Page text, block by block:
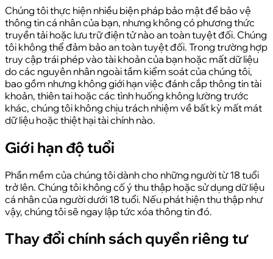
Chúng tôi thực hiện nhiều biện pháp bảo mật để bảo vệ
thông tin cá nhân của bạn, nhưng không có phương thức
truyền tải hoặc lưu trữ điện tử nào an toàn tuyệt đối. Chúng
tôi không thể đảm bảo an toàn tuyệt đối. Trong trường hợp
truy cập trái phép vào tài khoản của bạn hoặc mất dữ liệu
do các nguyên nhân ngoài tầm kiểm soát của chúng tôi,
bao gồm nhưng không giới hạn việc đánh cắp thông tin tài
khoản, thiên tai hoặc các tình huống không lường trước
khác, chúng tôi không chịu trách nhiệm về bất kỳ mất mát
dữ liệu hoặc thiệt hại tài chính nào.
Giới hạn độ tuổi
Phần mềm của chúng tôi dành cho những người từ 18 tuổi
trở lên. Chúng tôi không cố ý thu thập hoặc sử dụng dữ liệu
cá nhân của người dưới 18 tuổi. Nếu phát hiện thu thập như
vậy, chúng tôi sẽ ngay lập tức xóa thông tin đó.
Thay đổi chính sách quyền riêng tư